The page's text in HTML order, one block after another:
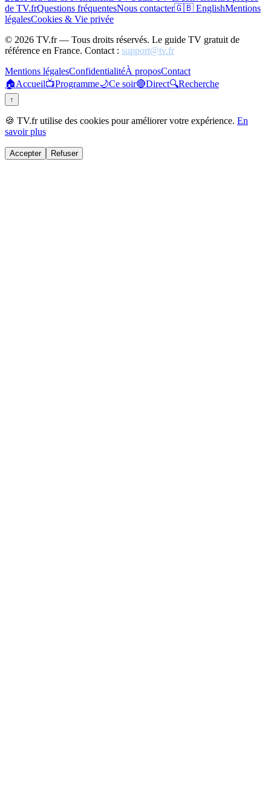
de TV.frQuestions fréquentesNous contacter🇬🇧 EnglishMentions
légalesCookies & Vie privée
© 2026 TV.fr — Tous droits réservés. Le guide TV gratuit de
référence en France. Contact : support@tv.fr
Mentions légalesConfidentialitéÀ proposContact
🏠Accueil📺Programme🌙Ce soir🔴Direct🔍Recherche
↑
🍪 TV.fr utilise des cookies pour améliorer votre expérience. En
savoir plus
Accepter Refuser